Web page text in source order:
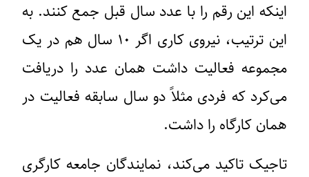
اینکه این رقم را با عدد سال قبل جمع کنند. به
این ترتیب، نیروی کاری اگر ۱۰ سال هم در یک
مجموعه فعالیت داشت همان عدد را دریافت
می‌کرد که فردی مثلاً دو سال سابقه فعالیت در
همان کارگاه را داشت.
تاجیک تاکید می‌کند، نمایندگان جامعه کارگری